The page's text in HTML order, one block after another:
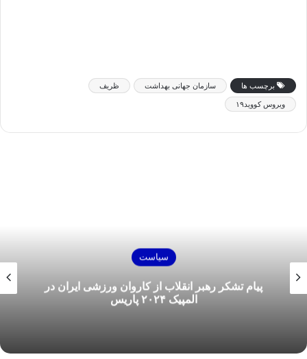
برچسب ها سازمان جهانی بهداشت ظریف
ویروس کووید۱۹
سیاست
پیام تشکر رهبر انقلاب از کاروان ورزشی ایران در
المپیک ۲۰۲۴ پاریس